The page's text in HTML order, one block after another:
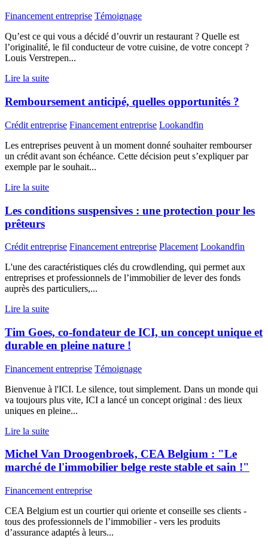
Financement entreprise Témoignage
Qu’est ce qui vous a décidé d’ouvrir un restaurant ? Quelle est
l’originalité, le fil conducteur de votre cuisine, de votre concept ?
Louis Verstrepen...
Lire la suite
Remboursement anticipé, quelles opportunités ?
Crédit entreprise Financement entreprise Lookandfin
Les entreprises peuvent à un moment donné souhaiter rembourser
un crédit avant son échéance. Cette décision peut s’expliquer par
exemple par le souhait...
Lire la suite
Les conditions suspensives : une protection pour les
prêteurs
Crédit entreprise Financement entreprise Placement Lookandfin
L'une des caractéristiques clés du crowdlending, qui permet aux
entreprises et professionnels de l’immobilier de lever des fonds
auprès des particuliers,...
Lire la suite
Tim Goes, co-fondateur de ICI, un concept unique et
durable en pleine nature !
Financement entreprise Témoignage
Bienvenue à l'ICI. Le silence, tout simplement. Dans un monde qui
va toujours plus vite, ICI a lancé un concept original : des lieux
uniques en pleine...
Lire la suite
Michel Van Droogenbroek, CEA Belgium : "Le
marché de l'immobilier belge reste stable et sain !"
Financement entreprise
CEA Belgium est un courtier qui oriente et conseille ses clients -
tous des professionnels de l’immobilier - vers les produits
d’assurance adaptés à leurs...